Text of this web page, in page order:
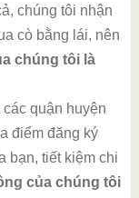
chúng tôi nhận
cò bằng lái, nên
chúng tôi là
quận huyện
điểm đăng ký
bạn, tiết kiệm chi
của chúng tôi